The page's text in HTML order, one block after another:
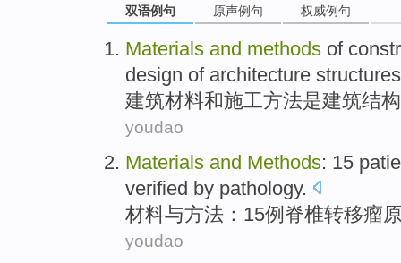
双语例句 原声例句 权威例句
Materials and methods of
design of architecture structures
建筑材料和施工方法是建筑结构
youdao
Materials and Methods: 15
verified by pathology.
材料与方法 ： 15例 脊椎转移瘤
youdao